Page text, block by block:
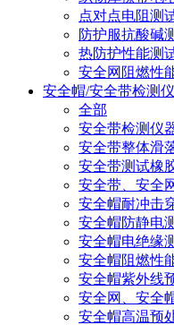
点对点电阻测
防护服抗酸碱
热防护性能测
安全网阻燃性
安全帽/安全带检测仪
全部
安全带检测仪
安全带整体滑
安全带测试橡
安全带、安全
安全帽耐冲击
安全帽防静电
安全帽电绝缘
安全帽阻燃性
安全帽紫外线
安全网、安全
安全帽高温预